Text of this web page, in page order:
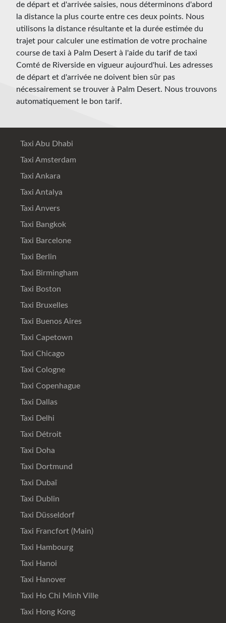
de départ et d'arrivée saisies, nous déterminons d'abord
la distance la plus courte entre ces deux points. Nous
utilisons la distance résultante et la durée estimée du
trajet pour calculer une estimation de votre prochaine
course de taxi à Palm Desert à l'aide du tarif de taxi
Comté de Riverside en vigueur aujourd'hui. Les adresses
de départ et d'arrivée ne doivent bien sûr pas
nécessairement se trouver à Palm Desert. Nous trouvons
automatiquement le bon tarif.
Taxi Abu Dhabi
Taxi Amsterdam
Taxi Ankara
Taxi Antalya
Taxi Anvers
Taxi Bangkok
Taxi Barcelone
Taxi Berlin
Taxi Birmingham
Taxi Boston
Taxi Bruxelles
Taxi Buenos Aires
Taxi Capetown
Taxi Chicago
Taxi Cologne
Taxi Copenhague
Taxi Dallas
Taxi Delhi
Taxi Détroit
Taxi Doha
Taxi Dortmund
Taxi Dubaï
Taxi Dublin
Taxi Düsseldorf
Taxi Francfort (Main)
Taxi Hambourg
Taxi Hanoi
Taxi Hanover
Taxi Ho Chi Minh Ville
Taxi Hong Kong